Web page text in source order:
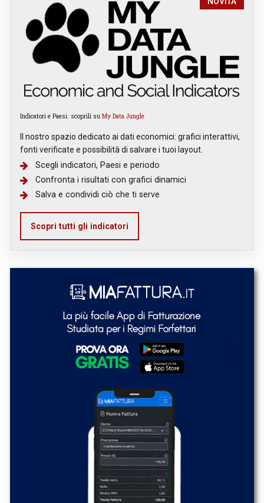
Indicatori e Paesi: scoprili su My Data Jungle
Il nostro spazio dedicato ai dati economici: grafici interattivi,
fonti verificate e possibilità di salvare i tuoi layout.
Scegli indicatori, Paesi e periodo
Confronta i risultati con grafici dinamici
Salva e condividi ciò che ti serve
Scopri tutti gli indicatori